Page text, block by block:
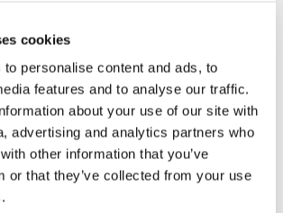
cookies
personalise content and ads, to
features and to analyse our traffic.
about your use of our site with
advertising and analytics partners who
other information that you’ve
or that they’ve collected from your use
Correo electrónico *